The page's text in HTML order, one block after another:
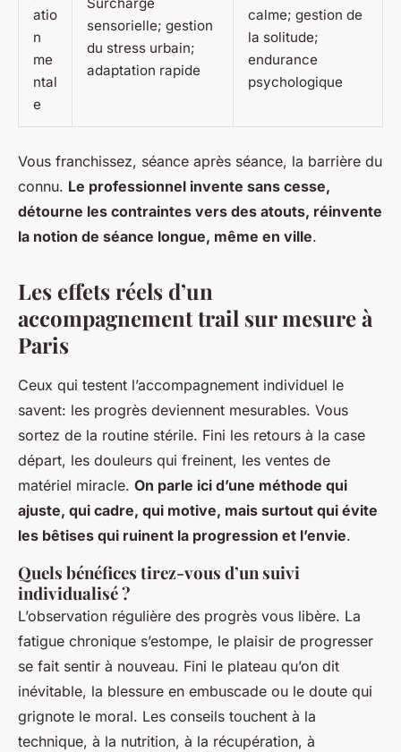
atio
n
me
ntal
e
Surcharge
sensorielle; gestion
du stress urbain;
adaptation rapide
calme; gestion de
la solitude;
endurance
psychologique
Vous franchissez, séance après séance, la barrière du
connu. Le professionnel invente sans cesse,
détourne les contraintes vers des atouts, réinvente
la notion de séance longue, même en ville.
Les effets réels d’un
accompagnement trail sur mesure à
Paris
Ceux qui testent l’accompagnement individuel le
savent: les progrès deviennent mesurables. Vous
sortez de la routine stérile. Fini les retours à la case
départ, les douleurs qui freinent, les ventes de
matériel miracle. On parle ici d’une méthode qui
ajuste, qui cadre, qui motive, mais surtout qui évite
les bêtises qui ruinent la progression et l’envie.
Quels bénéfices tirez-vous d’un suivi
individualisé ?
L’observation régulière des progrès vous libère. La
fatigue chronique s’estompe, le plaisir de progresser
se fait sentir à nouveau. Fini le plateau qu’on dit
inévitable, la blessure en embuscade ou le doute qui
grignote le moral. Les conseils touchent à la
technique, à la nutrition, à la récupération, à